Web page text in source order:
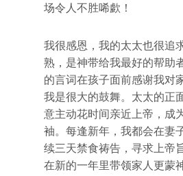
场令人不胜唏歔！
我很感恩，我的太太也很追
熟，是神带给我最好的帮助
的言词在孩子面前感谢我对
我是很大的鼓舞。太太的正
意主动花时间亲近上帝，成
袖。每逢新年，我都会在妻
续三天禁食祷告，寻求上帝
在新的一年里带领家人更蒙